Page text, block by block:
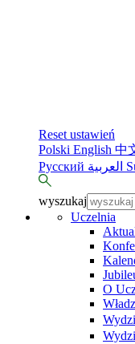
Reset ustawień
Polski English 中
Русский
wyszukaj
Uczelnia
O